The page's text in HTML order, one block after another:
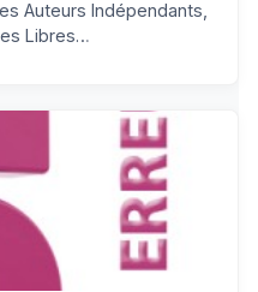
Auteurs Indépendants,
Libres…